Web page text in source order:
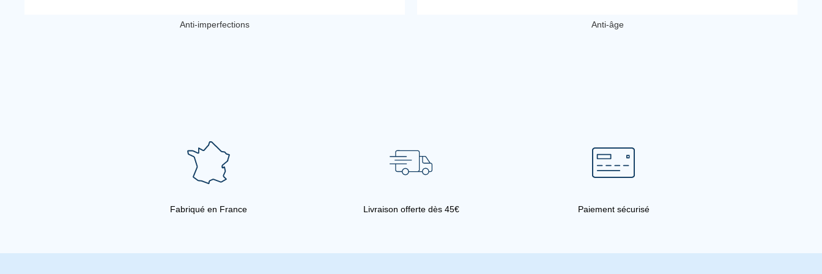
Anti-imperfections Anti-âge
Fabriqué en France Livraison offerte dès 45€ Paiement sécurisé